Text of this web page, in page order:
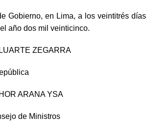
Gobierno, en Lima, a los veintitrés días
año dos mil veinticinco.
ZEGARRA
ARANA YSA
de Ministros